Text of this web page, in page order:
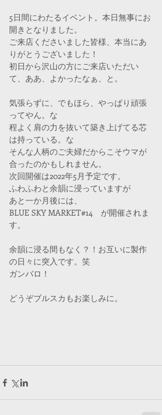
5日間にわたるイベント。本日無事にお
開きとなりました。
ご来店くださいました皆様、本当にあ
りがとうございました！
初日から沢山の方にご来店いただい
て、ああ、よかったなぁ、と。
気張らずに、でもほら、やっぱり頑張
ってやん。な
程よく肩の力を抜いて築き上げてる芯
は持っている。な
そんな人柄のご夫婦だからこそウマが
合ったのかもしれません。
次回開催は2022年5月予定です。
ふわふわと余韻に浸っていますが
あと一か月後には、
BLUE SKY MARKET#14　が開催されま
す。
余韻に浸る間もなく？！お互いに製作
の日々に突入です。笑
ガンバロ！
どうぞブルスカもお楽しみに。